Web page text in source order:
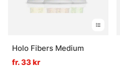
Holo Fibers Medium
fr. 33 kr